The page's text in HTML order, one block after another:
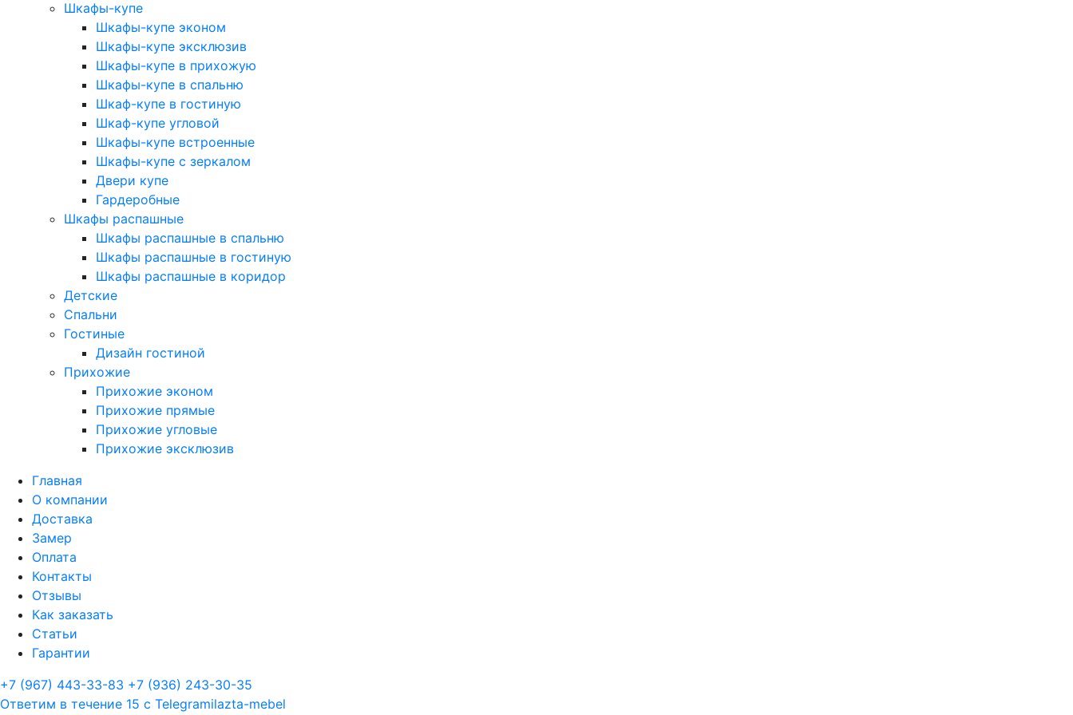
Шкафы-купе
Шкафы-купе эконом
Шкафы-купе эксклюзив
Шкафы-купе в прихожую
Шкафы-купе в спальню
Шкаф-купе в гостиную
Шкаф-купе угловой
Шкафы-купе встроенные
Шкафы-купе с зеркалом
Двери купе
Гардеробные
Шкафы распашные
Шкафы распашные в спальню
Шкафы распашные в гостиную
Шкафы распашные в коридор
Детские
Спальни
Гостиные
Дизайн гостиной
Прихожие
Прихожие эконом
Прихожие прямые
Прихожие угловые
Прихожие эксклюзив
Главная
О компании
Доставка
Замер
Оплата
Контакты
Отзывы
Как заказать
Статьи
Гарантии
+7 (967) 443-33-83 +7 (936) 243-30-35
Ответим в течение 15 с Telegramilazta-mebel